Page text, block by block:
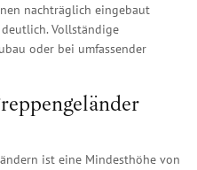
nachträglich eingebaut
Vollständige
oder bei umfassender
ist eine Mindesthöhe von